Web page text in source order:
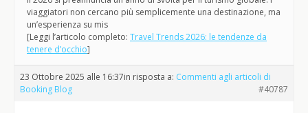
viaggiatori non cercano più semplicemente una destinazione, ma
un’esperienza su mis
[Leggi l’articolo completo: Travel Trends 2026: le tendenze da
tenere d’occhio]
23 Ottobre 2025 alle 16:37in risposta a: Commenti agli articoli di
Booking Blog
#40787